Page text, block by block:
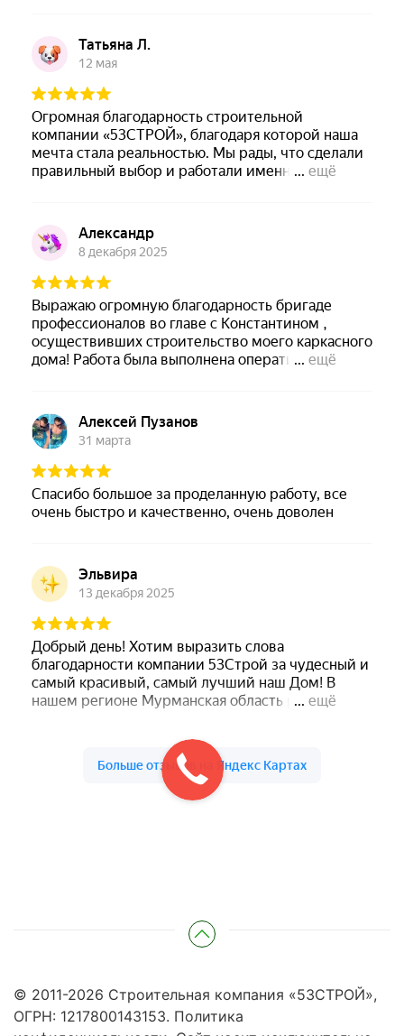
© 2011-2026 Строительная компания «53СТРОЙ»,
ОГРН: 1217800143153. Политика